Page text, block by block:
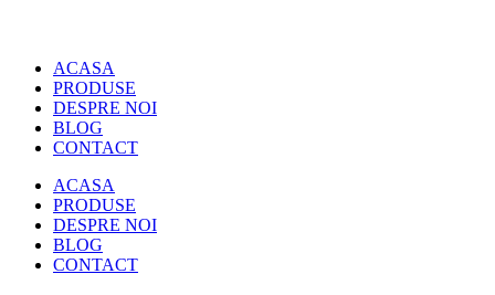
ACASA
PRODUSE
DESPRE NOI
BLOG
CONTACT
ACASA
PRODUSE
DESPRE NOI
BLOG
CONTACT